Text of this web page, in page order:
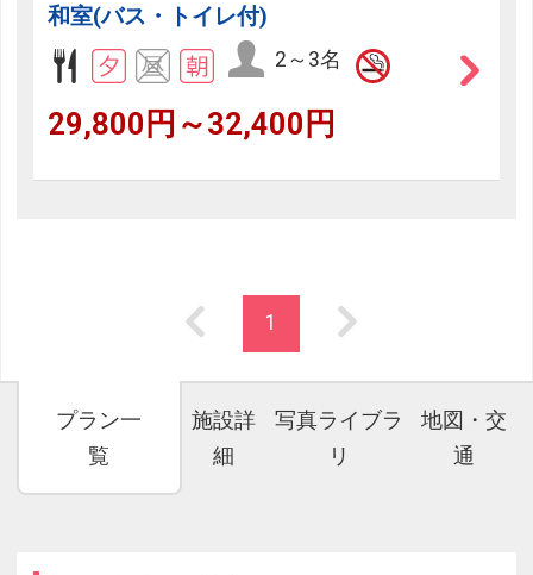
和室(バス・トイレ付)
2～3名
29,800円～32,400円
1
プラン一
覧
施設詳
細
写真ライブラ
リ
地図・交
通